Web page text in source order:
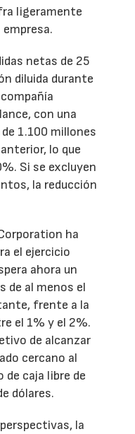
ligeramente
netas de 25
diluida durante
con una
1.100 millones
lo que
Si se excluyen
la reducción
ha
el ejercicio
ahora un
de al menos el
frente a la
el 1% y el 2%.
de alcanzar
cercano al
de caja libre de
dólares.
la